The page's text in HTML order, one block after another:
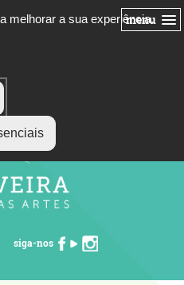
melhorar a sua experiência.
menu
siga-nos